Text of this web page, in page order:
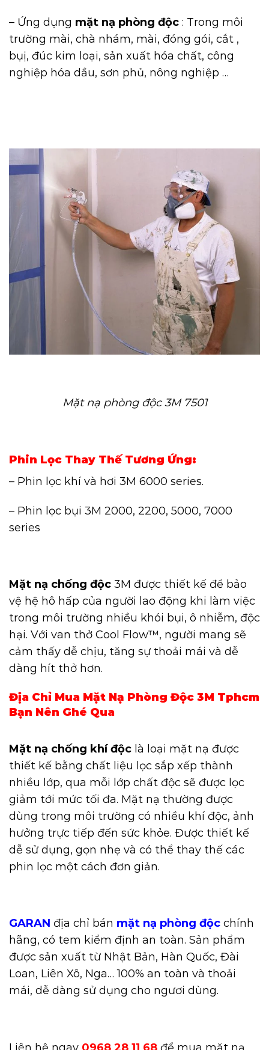
– Ứng dụng mặt nạ phòng độc : Trong môi
trường mài, chà nhám, mài, đóng gói, cắt ,
bụị, đúc kim loại, sản xuất hóa chất, công
nghiệp hóa dầu, sơn phủ, nông nghiệp …
Mặt nạ phòng độc 3M 7501
Phin Lọc Thay Thế Tương Ứng:
– Phin lọc khí và hơi 3M 6000 series.
– Phin lọc bụi 3M 2000, 2200, 5000, 7000
series
Mặt nạ chống độc 3M được thiết kế để bảo
vệ hệ hô hấp của người lao động khi làm việc
trong môi trường nhiều khói bụi, ô nhiễm, độc
hại. Với van thở Cool Flow™, người mang sẽ
cảm thấy dễ chịu, tăng sự thoải mái và dễ
dàng hít thở hơn.
Địa Chỉ Mua Mặt Nạ Phòng Độc 3M Tphcm
Bạn Nên Ghé Qua
Mặt nạ chống khí độc là loại mặt nạ được
thiết kế bằng chất liệu lọc sắp xếp thành
nhiều lớp, qua mỗi lớp chất độc sẽ được lọc
giảm tới mức tối đa. Mặt nạ thường được
dùng trong môi trường có nhiều khí độc, ảnh
hưởng trực tiếp đến sức khỏe. Được thiết kế
dễ sử dụng, gọn nhẹ và có thể thay thế các
phin lọc một cách đơn giản.
GARAN địa chỉ bán mặt nạ phòng độc chính
hãng, có tem kiểm định an toàn. Sản phẩm
được sản xuất từ Nhật Bản, Hàn Quốc, Đài
Loan, Liên Xô, Nga… 100% an toàn và thoải
mái, dễ dàng sử dụng cho ngươi dùng.